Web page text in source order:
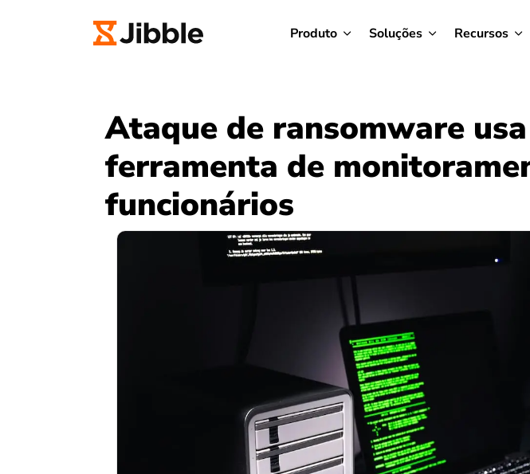
Produto Soluções Recursos
Ataque de ransomware usa
ferramenta de
funcionários